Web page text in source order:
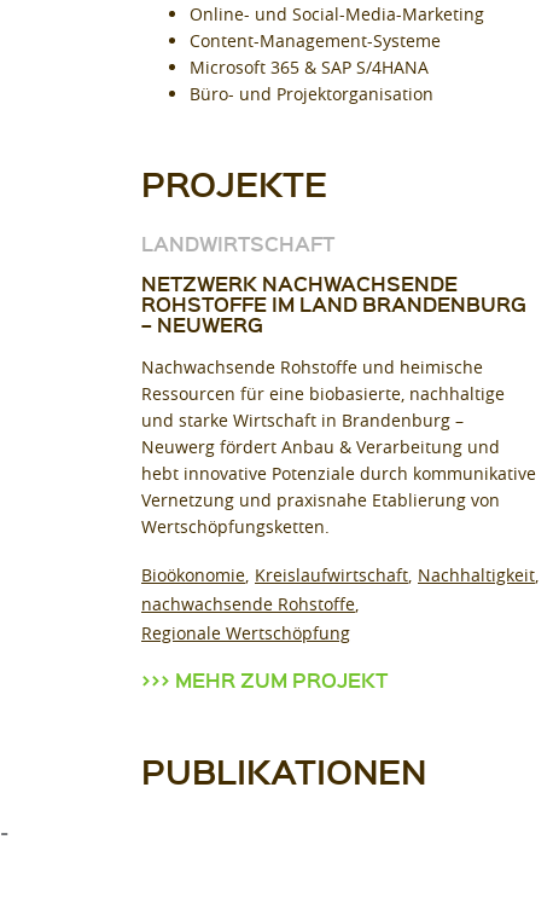
Online- und Social-Media-Marketing
Content-Management-Systeme
Microsoft 365 & SAP S/4HANA
Büro- und Projektorganisation
PROJEKTE
LANDWIRTSCHAFT
NETZWERK NACHWACHSENDE
ROHSTOFFE IM LAND BRANDENBURG
– NEUWERG
Nachwachsende Rohstoffe und heimische
Ressourcen für eine biobasierte, nachhaltige
und starke Wirtschaft in Brandenburg –
Neuwerg fördert Anbau & Verarbeitung und
hebt innovative Potenziale durch kommunikative
Vernetzung und praxisnahe Etablierung von
Wertschöpfungsketten.
Bioökonomie Kreislaufwirtschaft Nachhaltigkeit
nachwachsende Rohstoffe
Regionale Wertschöpfung
MEHR ZUM PROJEKT
PUBLIKATIONEN
-